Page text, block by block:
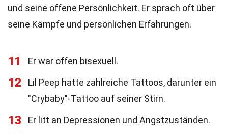
und seine offene Persönlichkeit. Er sprach oft über
seine Kämpfe und persönlichen Erfahrungen.
11 Er war offen bisexuell.
12
Lil Peep hatte zahlreiche Tattoos, darunter ein
"Crybaby"-Tattoo auf seiner Stirn.
13 Er litt an Depressionen und Angstzuständen.